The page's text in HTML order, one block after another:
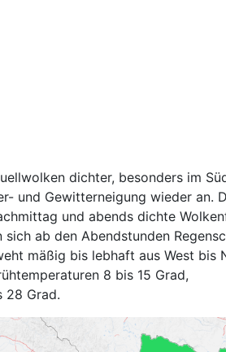
dichter, besonders im
und Gewitterneigung wieder an.
und abends dichte
ab den Abendstunden
mäßig bis lebhaft aus West bis
8 bis 15 Grad,
28 Grad.